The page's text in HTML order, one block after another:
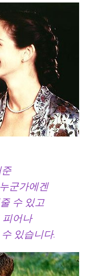
군가에겐
수 있고
피어나
있습니다.